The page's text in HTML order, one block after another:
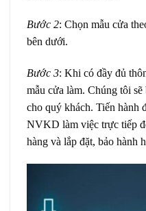
Bước 2: Chọn mẫu cửa
bên dưới.
Bước 3: Khi có đầy đủ
mẫu cửa làm. Chúng tôi
cho quý khách. Tiến hành
NVKD làm việc trực tiếp
hàng và lắp đặt, bảo hành